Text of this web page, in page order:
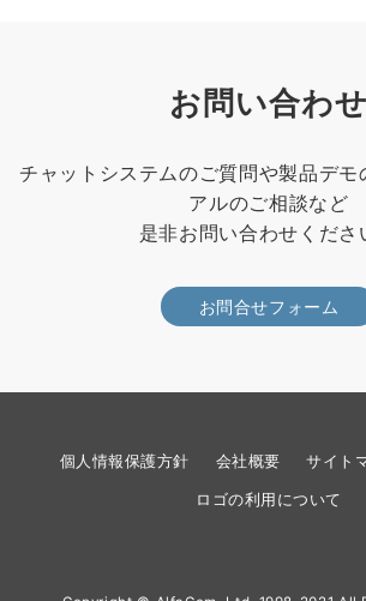
お問い合わせ
チャットシステムのご質問や製品デモ
アルのご相談など
是非お問い合わせくださ
お問合せフォーム
個人情報保護方針 会社概要 サイト
ロゴの利用について